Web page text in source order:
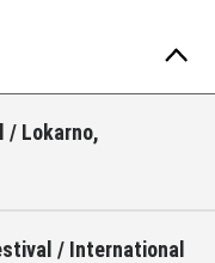
/ Lokarno,
/ International